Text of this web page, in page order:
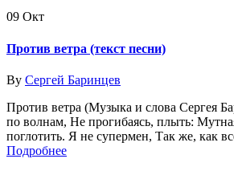
09 Окт
Против ветра (текст песни)
By Сергей Баринцев
Против ветра (Музыка и слова Сергея
по волнам, Не прогибаясь, плыть:
поглотить. Я не супермен, Так же, как
Подробнее